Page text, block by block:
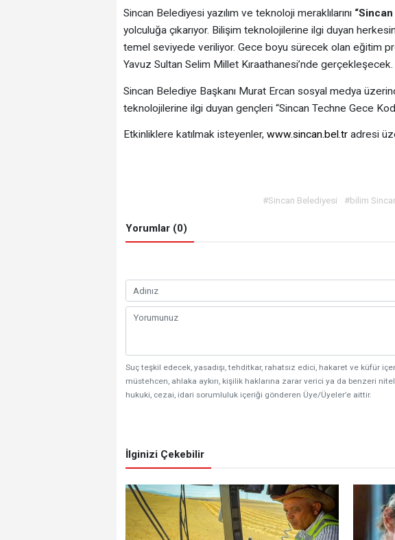
Sincan Belediyesi yazılım ve teknoloji meraklılarını“Sincan
yolculuğa çıkarıyor. Bilişim teknolojilerine ilgi duyan
temel seviyede veriliyor. Gece boyu sürecek olan eğitim
Yavuz Sultan Selim Millet Kıraathanesi’nde gerçekleşecek.
Sincan Belediye Başkanı Murat Ercan sosyal medya
teknolojilerine ilgi duyan gençleri “Sincan Techne Gece
Etkinliklere katılmak isteyenler, www.sincan.bel.tradresi
#Sincan Belediyesi #bilim
Yorumlar (0)
Suç teşkil edecek, yasadışı, tehditkar, rahatsız edici, hakaret ve küfür
müstehcen, ahlaka aykırı, kişilik haklarına zarar verici ya da benzeri
hukuki, cezai, idari sorumluluk içeriği gönderen Üye/Üyeler’e aittir.
İlginizi Çekebilir